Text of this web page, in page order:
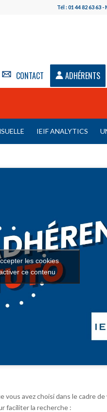
Tél : 01 44 82 63 63
CONTACT ADHÉRENTS
IEIF ANALYTICS
les cookies
ce contenu
avez choisi dans le cadre
faciliter la recherche :